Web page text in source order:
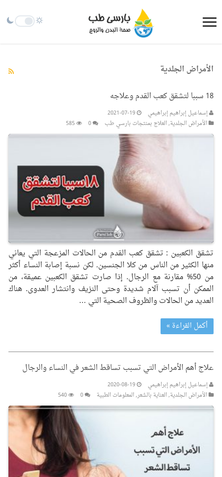
الأمراض الجلدیة
18 سببا لتشقق كعب القدم وعلاجه
إسماعيل إبراهيم إبراهيمي
2021-07-19
الأمراض الجلدیة,العلاج بمنتجات بارسي طب 0
585
تشقق الكعبين : تشقق كعب القدم من الحالات المزعجة التي يعاني
منها الكثير من الناس من كلا الجنسين. لكن نسبة إصابة النساء أكثر
من 50% مقارنة مع الرجال. إذا صارت تشقق الكعبين عميقة، من
الممكن أن تسبب آلام شديدة وحتى النزيف وانتشار العدوى. هناك
العديد من الحالات والظروف الصحية التي …
أكمل القراءة »
علاج أهم الأمراض التي تسبب تساقط الشعر في النساء والرجال
إسماعيل إبراهيم إبراهيمي
2020-08-19
الأمراض الجلدیة,العنایة بالشعر,المعلومات الطبیة 0
540